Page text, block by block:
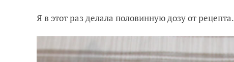
Я в этот раз делала половинную дозу от рецепта.